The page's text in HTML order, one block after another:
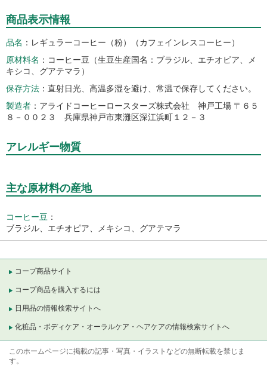
商品表示情報
品名
レギュラーコーヒー（粉）（カフェインレスコーヒー）
原材料名
コーヒー豆（生豆生産国名：ブラジル、エチオピア、メ
キシコ、グアテマラ）
保存方法
直射日光、高温多湿を避け、常温で保存してください。
製造者
アライドコーヒーロースターズ株式会社 神戸工場 〒６５
８－００２３ 兵庫県神戸市東灘区深江浜町１２－３
アレルギー物質
主な原材料の産地
コーヒー豆 ：
ブラジル、エチオピア、メキシコ、グアテマラ
コープ商品サイト
コープ商品を購入するには
日用品の情報検索サイトへ
化粧品・ボディケア・オーラルケア・ヘアケアの情報検索サイトへ
このホームページに掲載の記事・写真・イラストなどの無断転載を禁じま
す。